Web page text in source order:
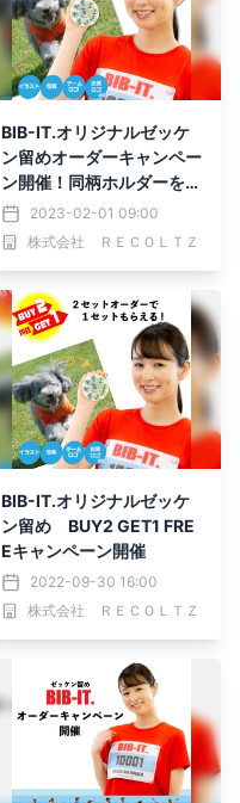
BIB-IT.オリジナルゼッケ
ン留めオーダーキャンペー
ン開催！同柄ホルダーをプ
レゼント2023-02-01 09:00
株式会社 ＲＥＣＯＬＴＺ
BIB-IT.オリジナルゼッケ
ン留め BUY2 GET1 FRE
Eキャンペーン開催
2022-09-30 16:00
株式会社 ＲＥＣＯＬＴＺ